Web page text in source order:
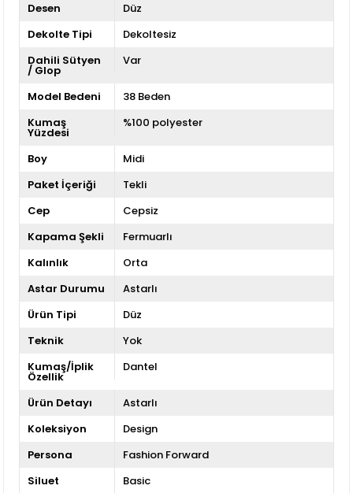
Desen
Düz
Dekolte Tipi
Dekoltesiz
Dahili Sütyen
/ Glop
Var
Model Bedeni
38 Beden
Kumaş
Yüzdesi
%100 polyester
Boy
Midi
Paket İçeriği
Tekli
Cep
Cepsiz
Kapama Şekli
Fermuarlı
Kalınlık
Orta
Astar Durumu
Astarlı
Ürün Tipi
Düz
Teknik
Yok
Kumaş/İplik
Özellik
Dantel
Ürün Detayı
Astarlı
Koleksiyon
Design
Persona
Fashion Forward
Siluet
Basic